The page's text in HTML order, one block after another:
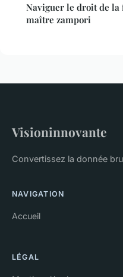
Naviguer le droit de la
maître zampori
Visioninnovante
Convertissez la donnée
NAVIGATION
Accueil
LÉGAL